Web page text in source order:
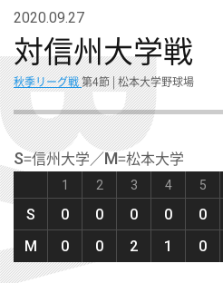
2020.09.27
対信州大学戦
秋季リーグ戦第4節 | 松本大学野球場
S=信州大学／M=松本大学
S
M
1
0
0
2
0
0
3
0
2
4
0
1
5
0
0